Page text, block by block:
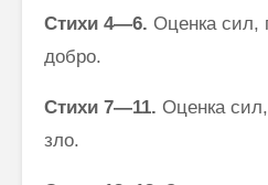
Стихи 4—6. Оценка сил,
добро.
Стихи 7—11. Оценка
зло.